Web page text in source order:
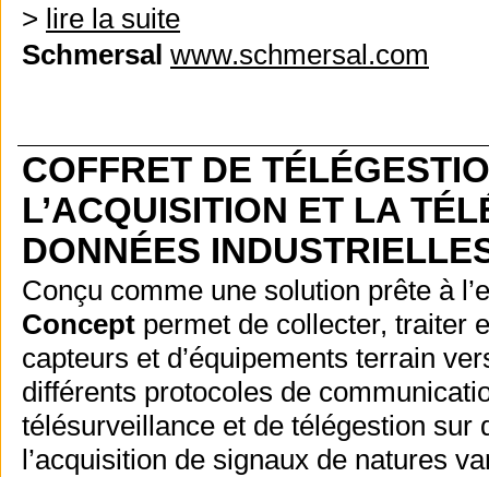
> lire la suite
Schmersal www.schmersal.com
COFFRET DE
L’ACQUISITION ET LA
DONNÉES
Conçu comme une solution prête à
Concept permet de collecter, traiter
capteurs et d’équipements terrain
différents protocoles de
télésurveillance et de télégestion
l’acquisition de signaux de natures